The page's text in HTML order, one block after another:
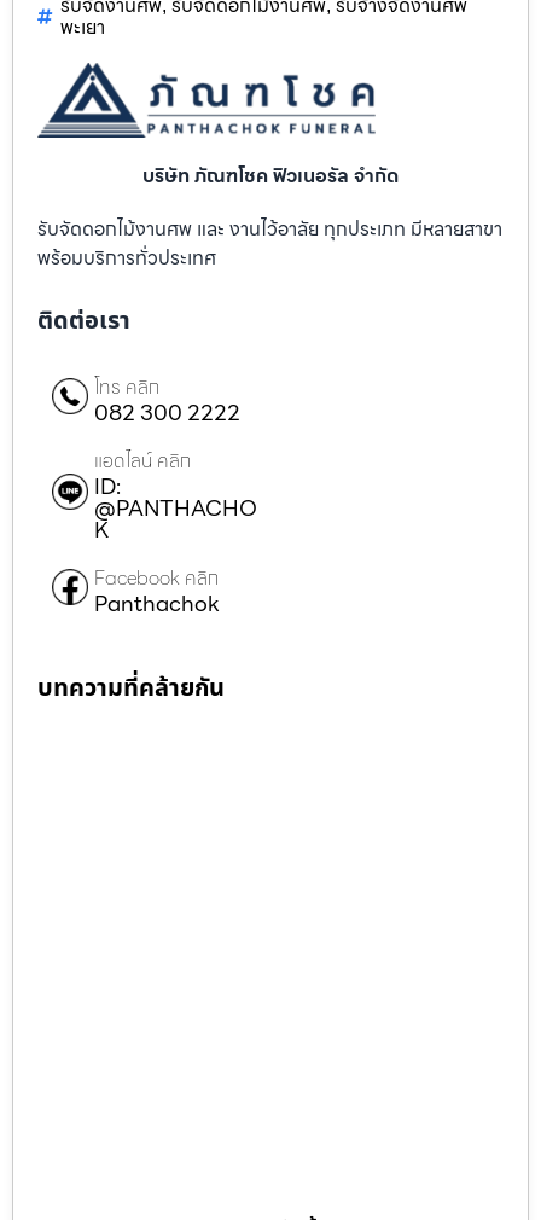
, ,
พะเยา
บริษัท ภัณฑโชค ฟิวเนอรัล จำกัด
รับจัดดอกไม้งานศพ และ งานไว้อาลัย ทุกประเภท มีหลายสาขา
พร้อมบริการทั่วประเทศ
ติดต่อเรา
โทร คลิก
082 300 2222
แอดไลน์ คลิก
ID:
@PANTHACHO
K
Facebook คลิก
Panthachok
บทความที่คล้ายกัน